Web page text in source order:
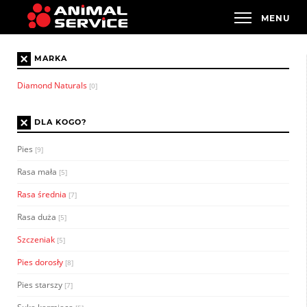
× MARKA
Diamond Naturals [0]
× DLA KOGO?
Pies [9]
Rasa mała [5]
Rasa średnia [7]
Rasa duża [5]
Szczeniak [5]
Pies dorosły [8]
Pies starszy [7]